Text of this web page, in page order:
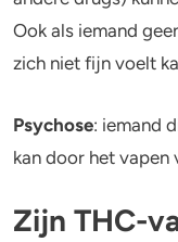
Ook als iemand
zich niet fijn voelt
Psychose: iemand
kan door het vapen
Zijn THC-